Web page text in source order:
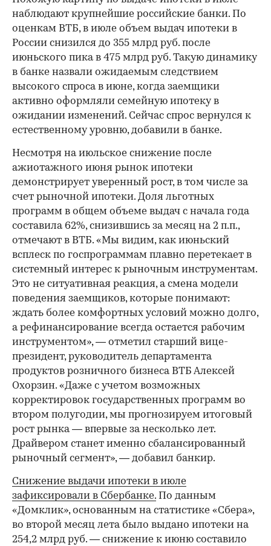
наблюдают крупнейшие российские банки. По
оценкам ВТБ, в июле объем выдач ипотеки в
России снизился до 355 млрд руб. после
июньского пика в 475 млрд руб. Такую динамику
в банке назвали ожидаемым следствием
высокого спроса в июне, когда заемщики
активно оформляли семейную ипотеку в
ожидании изменений. Сейчас спрос вернулся к
естественному уровню, добавили в банке.
Несмотря на июльское снижение после
ажиотажного июня рынок ипотеки
демонстрирует уверенный рост, в том числе за
счет рыночной ипотеки. Доля льготных
программ в общем объеме выдач с начала года
составила 62%, снизившись за месяц на 2 п.п.,
отмечают в ВТБ. «Мы видим, как июньский
всплеск по госпрограммам плавно перетекает в
системный интерес к рыночным инструментам.
Это не ситуативная реакция, а смена модели
поведения заемщиков, которые понимают:
ждать более комфортных условий можно долго,
а рефинансирование всегда остается рабочим
инструментом», — отметил старший вице-
президент, руководитель департамента
продуктов розничного бизнеса ВТБ Алексей
Охорзин. «Даже с учетом возможных
корректировок государственных программ во
втором полугодии, мы прогнозируем итоговый
рост рынка — впервые за несколько лет.
Драйвером станет именно сбалансированный
рыночный сегмент», — добавил банкир.
Снижение выдачи ипотеки в июле
зафиксировали в Сбербанке. По данным
«Домклик», основанным на статистике «Сбера»,
во второй месяц лета было выдано ипотеки на
254,2 млрд руб. — снижение к июню составило